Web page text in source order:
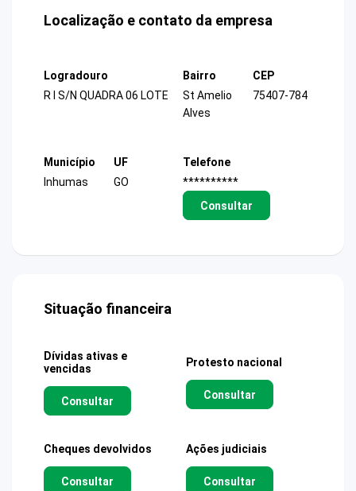
Localização e contato da empresa
Logradouro
R I S/N QUADRA 06 LOTE
Bairro
St Amelio
Alves
CEP
75407-784
Município
Inhumas
UF
GO
Telefone
**********
Consultar
Situação financeira
Dívidas ativas e
vencidas
Consultar
Protesto nacional
Consultar
Cheques devolvidos
Consultar
Ações judiciais
Consultar